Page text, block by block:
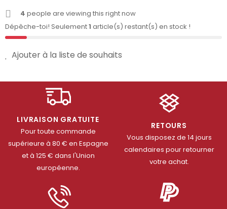
4 people are viewing this right now
Dépêche-toi! Seulement1 article(s) restant(s) en stock !
Ajouter à la liste de souhaits
LIVRAISON GRATUITE
Pour toute commande
supérieure à 80 € en Espagne
et à 125 € dans l'Union
européenne.
RETOURS
Vous disposez de 14 jours
calendaires pour retourner
votre achat.